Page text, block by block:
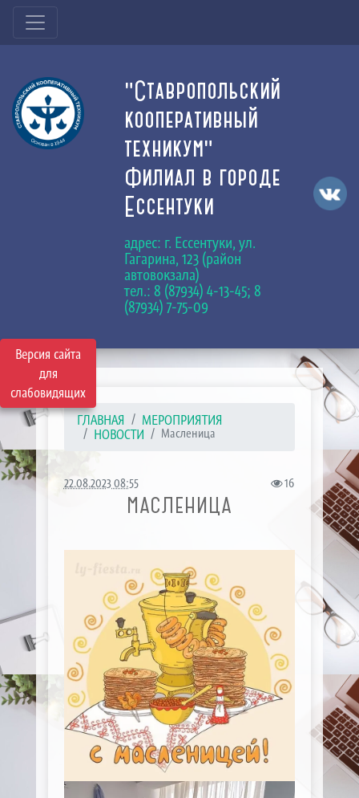
Версия сайта
для
слабовидящих
"Ставропольский
кооперативный
техникум"
Филиал в городе
Ессентуки
адрес: г. Ессентуки, ул.
Гагарина, 123 (район
автовокзала)
тел.: 8 (87934) 4-13-45; 8
(87934) 7-75-09
ГЛАВНАЯ
МЕРОПРИЯТИЯ
НОВОСТИ
Масленица
22.08.2023 08:55 16
МАСЛЕНИЦА